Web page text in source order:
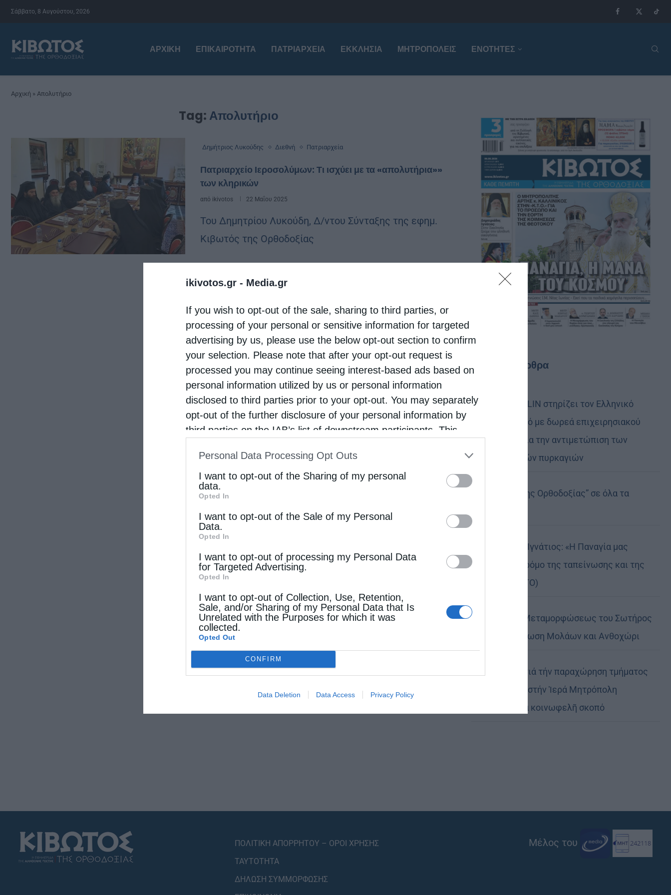
ikivotos.gr - Media.gr
If you wish to opt-out of the sale, sharing to third parties, or
processing of your personal or sensitive information for targeted
advertising by us, please use the below opt-out section to confirm
your selection. Please note that after your opt-out request is
processed you may continue seeing interest-based ads based on
personal information utilized by us or personal information
disclosed to third parties prior to your opt-out. You may separately
opt-out of the further disclosure of your personal information by
third parties on the IAB’s list of downstream participants. This
IAB’s List of Downstream Participantsthat may further disclose it to
other third parties.
Personal Data Processing Opt Outs
I want to opt-out of the Sharing of my personal
data.
Opted In
I want to opt-out of the Sale of my Personal
Data.
Opted In
I want to opt-out of processing my Personal Data
for Targeted Advertising.
Opted In
I want to opt-out of Collection, Use, Retention,
Sale, and/or Sharing of my Personal Data that Is
Unrelated with the Purposes for which it was
collected.
Opted Out
CONFIRM
Data Deletion Data Access Privacy Policy
Σάββατο, 8 Αυγούστου, 2026
ΑΡΧΙΚΉ ΕΠΙΚΑΙΡΌΤΗΤΑ ΠΑΤΡΙΑΡΧΕΊΑ ΕΚΚΛΗΣΊΑ ΜΗΤΡΟΠΌΛΕΙΣ ΕΝΟΤΗΤΕΣ
Αρχική » Απολυτήριο
Tag: Απολυτήριο
Δημήτριος Λυκούδης Διεθνή Πατριαρχεία
Πατριαρχείο Ιεροσολύμων: Τι ισχύει με τα «απολυτήρια»»
των κληρικών
από ikivotos 22 Μαΐου 2025
Του Δημητρίου Λυκούδη, Δ/ντου Σύνταξης της εφημ.
Κιβωτός της Ορθοδοξίας
Τελευταία άρθρα
Η LEROY MERLIN στηρίζει τον Ελληνικό
Ερυθρό Σταυρό με δωρεά επιχειρησιακού
εξοπλισμού για την αντιμετώπιση των
καταστροφικών πυρκαγιών
Η “Κιβωτός της Ορθοδοξίας” σε όλα τα
Δημητριάδος Ιγνάτιος: «Η Παναγία μας
δείχνει τον δρόμο της ταπείνωσης και της
σιωπής» (ΦΩΤΟ)
Η εορτή της Μεταμορφώσεως του Σωτήρος
σε Μεταμόρφωση Μολάων και Ανθοχώρι
Εὐχαριστίες γιά τήν παραχώρηση τμήματος
στρατοπέδου στήν Ἱερά Μητρόπολη
Καστορίας γιά κοινωφελῆ σκοπό
ΠΟΛΙΤΙΚΗ ΑΠΟΡΡΗΤΟΥ – ΟΡΟΙ ΧΡΗΣΗΣ
ΤΑΥΤΟΤΗΤΑ
ΔΗΛΩΣΗ ΣΥΜΜΟΡΦΩΣΗΣ
Μέλος του